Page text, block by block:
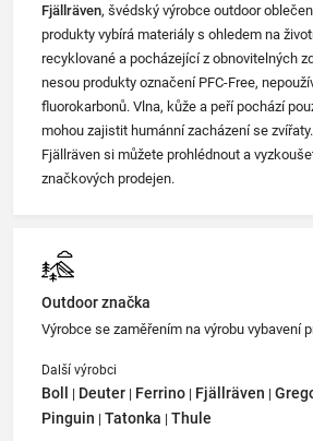
Fjällräven, švédský výrobce outdoor
produkty vybírá materiály s ohledem na
recyklované a pocházející z obnovitelných
nesou produkty označení PFC-Free,
fluorokarbonů. Vlna, kůže a peří pochází
mohou zajistit humánní zacházení se
Fjällräven si můžete prohlédnout a
značkových prodejen.
Outdoor značka
Výrobce se zaměřením na výrobu vybavení
Další výrobci
Boll | Deuter | Ferrino | Fjällräven |
Pinguin | Tatonka | Thule